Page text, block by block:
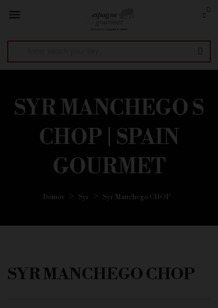

SYR MANCHEGO S
CHOP | SPAIN
GOURMET
Domov Syr Syr Manchego CHOP
SYR MANCHEGO CHOP